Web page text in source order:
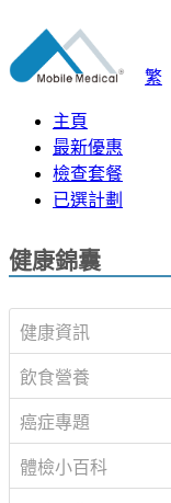
繁
主頁
最新優惠
檢查套餐
已選計劃
健康錦囊
健康資訊
飲食營養
癌症專題
體檢小百科